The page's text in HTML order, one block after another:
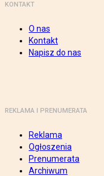
KONTAKT
O nas
Kontakt
Napisz do nas
REKLAMA I PRENUMERATA
Reklama
Ogłoszenia
Prenumerata
Archiwum